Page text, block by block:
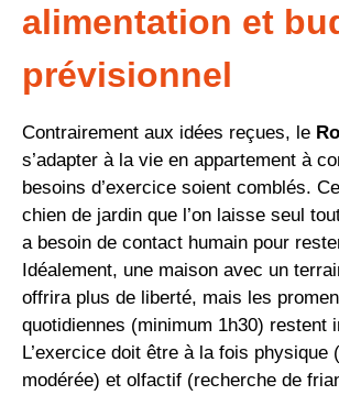
alimentation et
prévisionnel
Contrairement aux idées reçues, le
s’adapter à la vie en appartement à
besoins d’exercice soient comblés.
chien de jardin que l’on laisse seul
a besoin de contact humain pour
Idéalement, une maison avec un
offrira plus de liberté, mais les
quotidiennes (minimum 1h30) restent
L’exercice doit être à la fois physique
modérée) et olfactif (recherche de